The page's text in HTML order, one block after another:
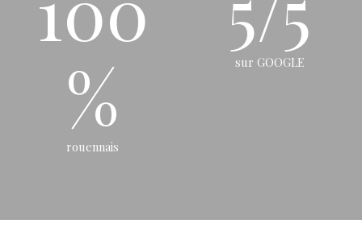
%
rouennais
sur GOOGLE